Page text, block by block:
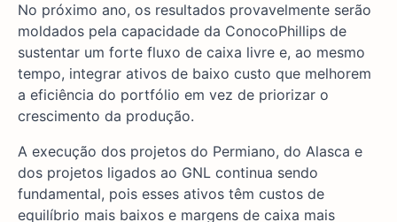
No próximo ano, os resultados provavelmente serão
moldados pela capacidade da ConocoPhillips de
sustentar um forte fluxo de caixa livre e, ao mesmo
tempo, integrar ativos de baixo custo que melhorem
a eficiência do portfólio em vez de priorizar o
crescimento da produção.
A execução dos projetos do Permiano, do Alasca e
dos projetos ligados ao GNL continua sendo
fundamental, pois esses ativos têm custos de
equilíbrio mais baixos e margens de caixa mais